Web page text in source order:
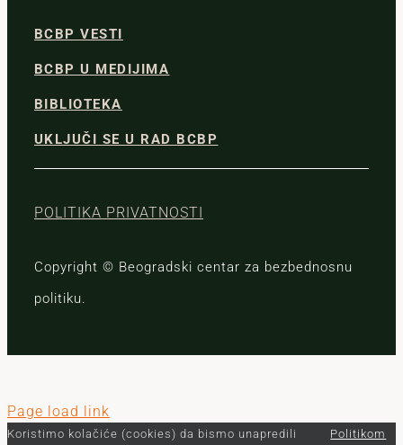
BCBP VESTI
BCBP U MEDIJIMA
BIBLIOTEKA
UKLJUČI SE U RAD BCBP
POLITIKA PRIVATNOSTI
Copyright © Beogradski centar za bezbednosnu
politiku.
Page load link
Koristimo kolačiće (cookies) da bismo unapredili Politikom